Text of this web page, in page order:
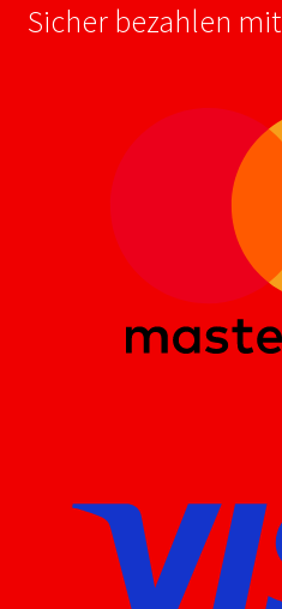
Sicher bezahlen mit